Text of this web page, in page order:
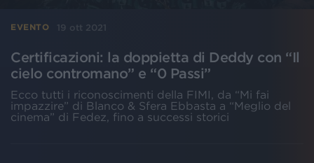
EVENTO 19 ott 2021
Certificazioni: la doppietta di Deddy con “Il
cielo contromano” e “0 Passi”
Ecco tutti i riconoscimenti della FIMI, da “Mi fai
impazzire” di Blanco & Sfera Ebbasta a “Meglio del
cinema” di Fedez, fino a successi storici